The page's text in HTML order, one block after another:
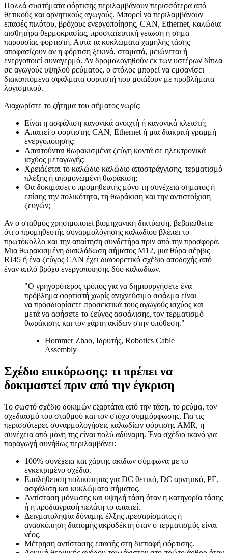
Πολλά συστήματα φόρτισης περιλαμβάνουν περισσότερα από
θετικούς και αρνητικούς αγωγούς. Μπορεί να περιλαμβάνουν
επαφές πιλότου, βρόχους ενεργοποίησης, CAN, Ethernet, καλώδια
αισθητήρα θερμοκρασίας, προστατευτική γείωση ή σήμα
παρουσίας φορτιστή. Αυτά τα κυκλώματα χαμηλής τάσης
αποφασίζουν αν η φόρτιση ξεκινά, σταματά, μειώνεται ή
ενεργοποιεί συναγερμό. Αν δρομολογηθούν εκ των υστέρων δίπλα
σε αγωγούς υψηλού ρεύματος, ο στόλος μπορεί να εμφανίσει
διακοπτόμενα σφάλματα φορτιστή που μοιάζουν με προβλήματα
λογισμικού.
Διαχωρίστε το ζήτημα του σήματος νωρίς:
Είναι η ασφάλιση κανονικά ανοιχτή ή κανονικά κλειστή;
Απαιτεί ο φορτιστής CAN, Ethernet ή μια διακριτή γραμμή
ενεργοποίησης;
Απαιτούνται θωρακισμένα ζεύγη κοντά σε ηλεκτρονικά
ισχύος μεταγωγής;
Χρειάζεται το καλώδιο καλώδιο αποστράγγισης, τερματισμό
πλέξης ή απομονωμένη θωράκιση;
Θα δοκιμάσει ο προμηθευτής μόνο τη συνέχεια σήματος ή
επίσης την πολικότητα, τη θωράκιση και την αντιστοίχιση
ζευγών;
Αν ο σταθμός χρησιμοποιεί βιομηχανική δικτύωση, βεβαιωθείτε
ότι ο προμηθευτής συναρμολόγησης καλωδίου βλέπει το
πρωτόκολλο και την απαίτηση συνδετήρα πριν από την προσφορά.
Μια θωρακισμένη διακλάδωση σήματος M12, μια θύρα σέρβις
RJ45 ή ένα ζεύγος CAN έχει διαφορετικό σχέδιο αποδοχής από
έναν απλό βρόχο ενεργοποίησης δύο καλωδίων.
"Ο γρηγορότερος τρόπος για να δημιουργήσετε ένα
πρόβλημα φορτιστή χωρίς ανιχνεύσιμο σφάλμα είναι
να προσδιορίσετε προσεκτικά τους αγωγούς ισχύος και
μετά να αφήσετε το ζεύγος ασφάλισης, τον τερματισμό
θωράκισης και τον χάρτη ακίδων στην υπόθεση."
Hommer Zhao, Ιδρυτής, Robotics Cable
Assembly
Σχέδιο επικύρωσης: τι πρέπει να
δοκιμαστεί πριν από την έγκριση
Το σωστό σχέδιο δοκιμών εξαρτάται από την τάση, το ρεύμα, τον
σχεδιασμό του σταθμού και τον στόχο συμμόρφωσης. Για τις
περισσότερες συναρμολογήσεις καλωδίων φόρτισης AMR, η
συνέχεια από μόνη της είναι πολύ αδύναμη. Ένα σχέδιο ικανό για
παραγωγή συνήθως περιλαμβάνει:
100% συνέχεια και χάρτης ακίδων σύμφωνα με το
εγκεκριμένο σχέδιο.
Επαλήθευση πολικότητας για DC θετικό, DC αρνητικό, PE,
ασφάλιση και κυκλώματα σήματος.
Αντίσταση μόνωσης και υψηλή τάση όταν η κατηγορία τάσης
ή η προδιαγραφή πελάτη το απαιτεί.
Δειγματοληψία δύναμης έλξης πρεσαρίσματος ή
ανασκόπηση διατομής ακροδέκτη όταν ο τερματισμός είναι
νέος.
Μέτρηση αντίστασης επαφής στη διεπαφή φόρτισης.